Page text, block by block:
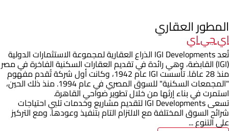
المطور العقاري
اي جي اي
تُعد IGI Developments الذراع العقارية لمجموعة الاستثمارات الدولية
(IGI) القابضة، وهي رائدة في تقديم العقارات السكنية الفاخرة في مصر
منذ 28 عامًا. تأسست IGI عام 1942، وكانت أول شركة تُقدم مفهوم
"المجمعات السكنية" للسوق المصري في عام 1994. منذ ذلك الحين،
استمرت في بناء إرثها من خلال تطوير ضواحي القاهرة.
تسعى IGI Developments لتقديم مشاريع وخدمات تلبي احتياجات
شرائح السوق المختلفة مع الالتزام التام بتنفيذ وعودها. ومع التركيز
على التنوع ...